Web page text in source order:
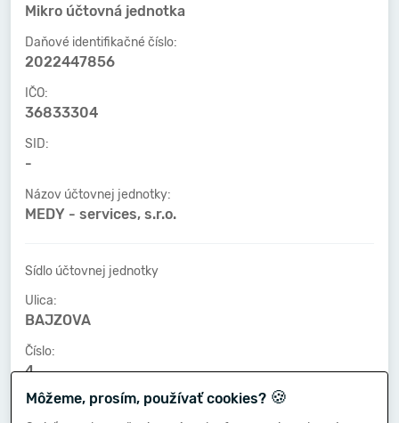
Mikro účtovná jednotka
Daňové identifikačné číslo:
2022447856
IČO:
36833304
SID:
-
Názov účtovnej jednotky:
MEDY - services, s.r.o.
Sídlo účtovnej jednotky
Ulica:
BAJZOVA
Číslo:
4
PSČ:
Môžeme, prosím, používať cookies? 🍪